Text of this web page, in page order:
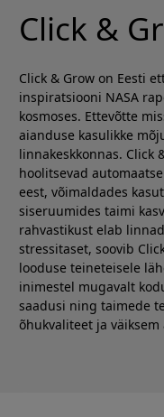
Click &
Click & Grow on Eesti
inspiratsiooni NASA
kosmoses. Ettevõtte
aianduse kasulikke
linnakeskkonnas. Click
hoolitsevad
eest, võimaldades
siseruumides taimi
rahvastikust elab
stressitaset, soovib
looduse teineteisele
inimestel mugavalt
saadusi ning taimede
õhukvaliteet ja väiksem